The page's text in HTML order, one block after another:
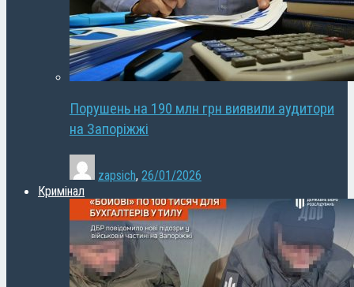
Порушень на 190 млн грн виявили аудитори
на Запоріжжі
zapsich, 26/01/2026
Кримінал